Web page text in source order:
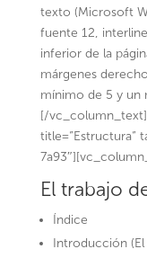
texto (Microsoft
fuente 12,
inferior de la
márgenes
mínimo de 5 y un
[/
title=”Estructura”
El trabajo
Índice
Introducción